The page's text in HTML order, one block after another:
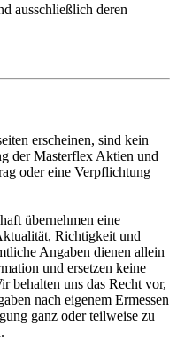
ausschließlich deren
erscheinen, sind kein
der Masterflex Aktien und
oder eine Verpflichtung
übernehmen eine
Richtigkeit und
Angaben dienen allein
und ersetzen keine
behalten uns das Recht vor,
nach eigenem Ermessen
ganz oder teilweise zu